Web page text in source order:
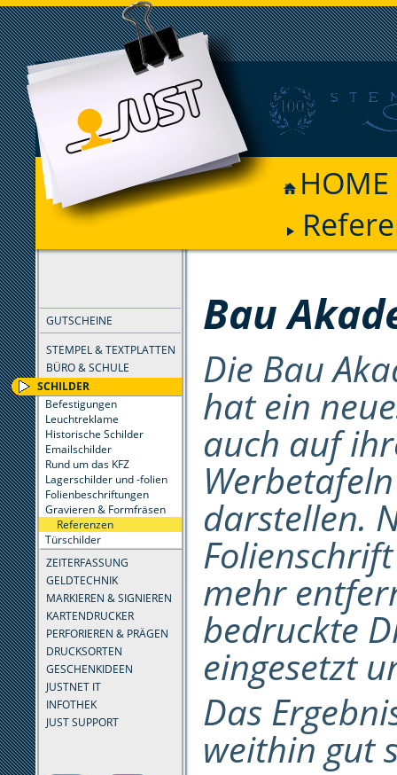
HOME
GUTSCHEINE
STEMPEL & TEXTPLATTEN
BÜRO & SCHULE
SCHILDER
Befestigungen
Leuchtreklame
Historische Schilder
Emailschilder
Rund um das KFZ
Lagerschilder und -folien
Folienbeschriftungen
Gravieren & Formfräsen
Referenzen
Türschilder
ZEITERFASSUNG
GELDTECHNIK
MARKIEREN & SIGNIEREN
KARTENDRUCKER
PERFORIEREN & PRÄGEN
DRUCKSORTEN
GESCHENKIDEEN
JUSTNET IT
INFOTHEK
JUST SUPPORT
Bau
Die Bau
hat ein
auch auf
darstellen.
mehr
bedruckte
eingesetzt
Das
weithin gut